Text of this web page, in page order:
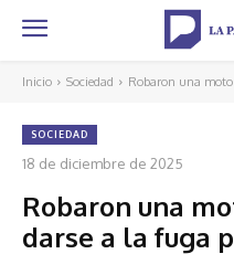
Inicio Sociedad Robaron una
SOCIEDAD
18 de diciembre de 2025
Robaron una
darse a la fuga